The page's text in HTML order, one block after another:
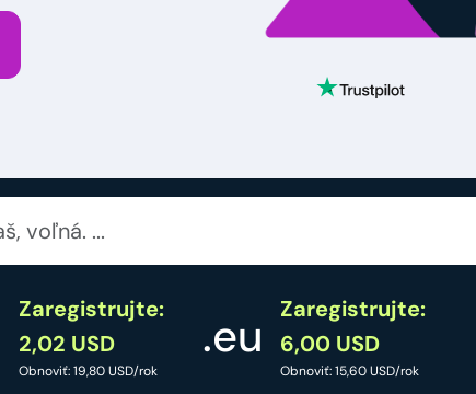
Zaregistrujte:
2,02 USD
Obnoviť: 19,80 USD/rok
.eu
Zaregistrujte:
6,00 USD
Obnoviť: 15,60 USD/rok